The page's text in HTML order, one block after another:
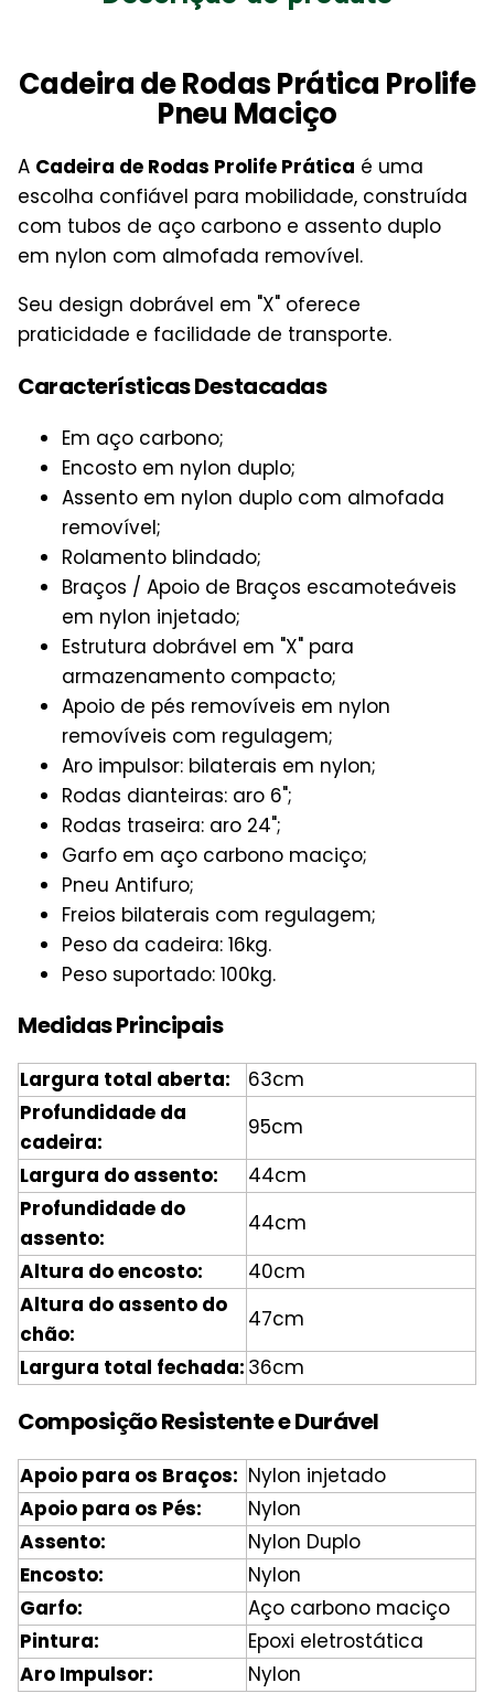
Cadeira de Rodas Prática Prolife
Pneu Maciço
A Cadeira de Rodas Prolife Prática é uma
escolha confiável para mobilidade, construída
com tubos de aço carbono e assento duplo
em nylon com almofada removível.
Seu design dobrável em "X" oferece
praticidade e facilidade de transporte.
Características Destacadas
Em aço carbono;
Encosto em nylon duplo;
Assento em nylon duplo com almofada
removível;
Rolamento blindado;
Braços / Apoio de Braços escamoteáveis
em nylon injetado;
Estrutura dobrável em "X" para
armazenamento compacto;
Apoio de pés removíveis em nylon
removíveis com regulagem;
Aro impulsor: bilaterais em nylon;
Rodas dianteiras: aro 6";
Rodas traseira: aro 24";
Garfo em aço carbono maciço;
Pneu Antifuro;
Freios bilaterais com regulagem;
Peso da cadeira: 16kg.
Peso suportado: 100kg.
Medidas Principais
Largura total aberta:
63cm
Profundidade da
cadeira:
95cm
Largura do assento:
44cm
Profundidade do
assento:
44cm
Altura do encosto:
40cm
Altura do assento do
chão:
47cm
Largura total fechada: 36cm
Composição Resistente e Durável
Apoio para os Braços: Nylon injetado
Apoio para os Pés:
Nylon
Assento:
Nylon Duplo
Encosto:
Nylon
Garfo:
Aço carbono maciço
Pintura:
Epoxi eletrostática
Aro Impulsor:
Nylon